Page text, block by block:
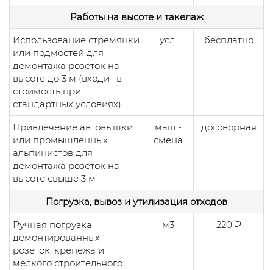
Работы на высоте и такелаж
Использование стремянки
или подмостей для
демонтажа розеток на
высоте до 3 м (входит в
стоимость при
стандартных условиях)
усл. бесплатно
Привлечение автовышки
или промышленных
альпинистов для
демонтажа розеток на
высоте свыше 3 м
маш.-
смена
договорная
Погрузка, вывоз и утилизация отходов
Ручная погрузка
демонтированных
розеток, крепежа и
мелкого строительного
м3 220 ₽